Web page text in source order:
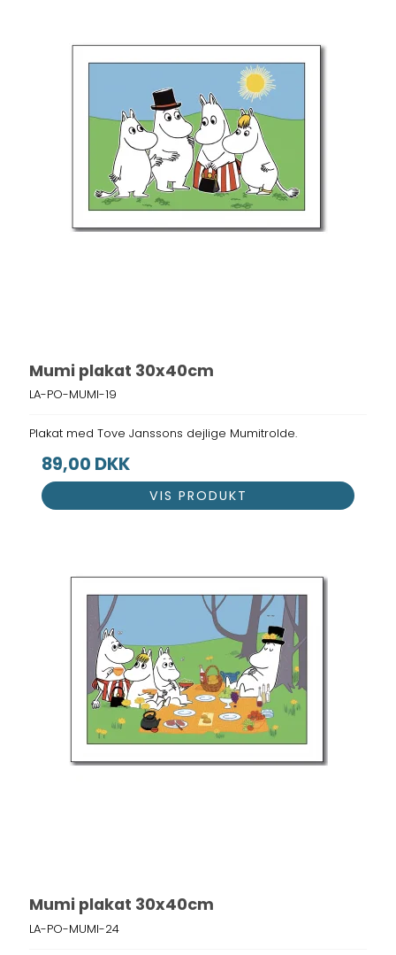
Mumi plakat 30x40cm
LA-PO-MUMI-19
Plakat med Tove Janssons dejlige Mumitrolde.
89,00 DKK
VIS PRODUKT
Mumi plakat 30x40cm
LA-PO-MUMI-24